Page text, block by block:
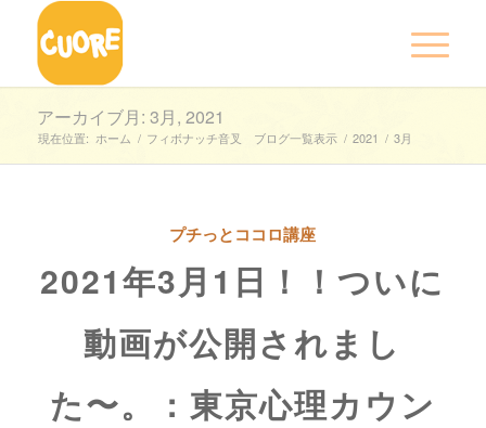
アーカイブ月: 3月, 2021
現在位置: ホーム / フィボナッチ音叉 ブログ一覧表示 / 2021 / 3月
プチっとココロ講座
2021年3月1日！！ついに
動画が公開されまし
た〜。：東京心理カウン